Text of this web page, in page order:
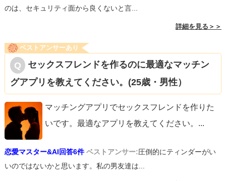
のは、セキュリティ面から良くないと言...
詳細を見る＞＞
ベストアンサーあり
セックスフレンドを作るのに最適なマッチン
グアプリを教えてください。(25歳・男性）
マッチングアプリでセックスフレンドを作りた
いです。最適なアプリを教えてください。 ...
恋愛マスター&AI回答6件 ベストアンサー:圧倒的にティンダーがい
いのではないかと思います。私の男友達は...